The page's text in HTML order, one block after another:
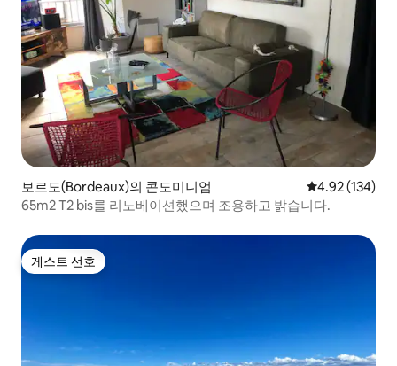
보르도(Bordeaux)의 콘도미니엄 평점 4.92점(5
4.92 (134)
65m2 T2 bis를 리노베이션했으며 조용하고 밝습니다.
게스트 선호
게스트 선호